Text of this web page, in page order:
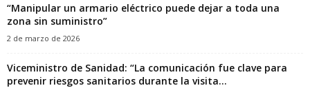
“Manipular un armario eléctrico puede dejar a toda una
zona sin suministro”
2 de marzo de 2026
Viceministro de Sanidad: “La comunicación fue clave para
prevenir riesgos sanitarios durante la visita...